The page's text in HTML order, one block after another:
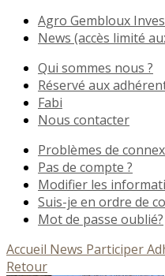
Agro Gembloux
News (accès limité
Qui sommes nous ?
Réservé aux
Fabi
Nous contacter
Problèmes de
Pas de compte ?
Modifier les
Suis-je en ordre de
Mot de passe oublié?
Accueil News Participer
Retour